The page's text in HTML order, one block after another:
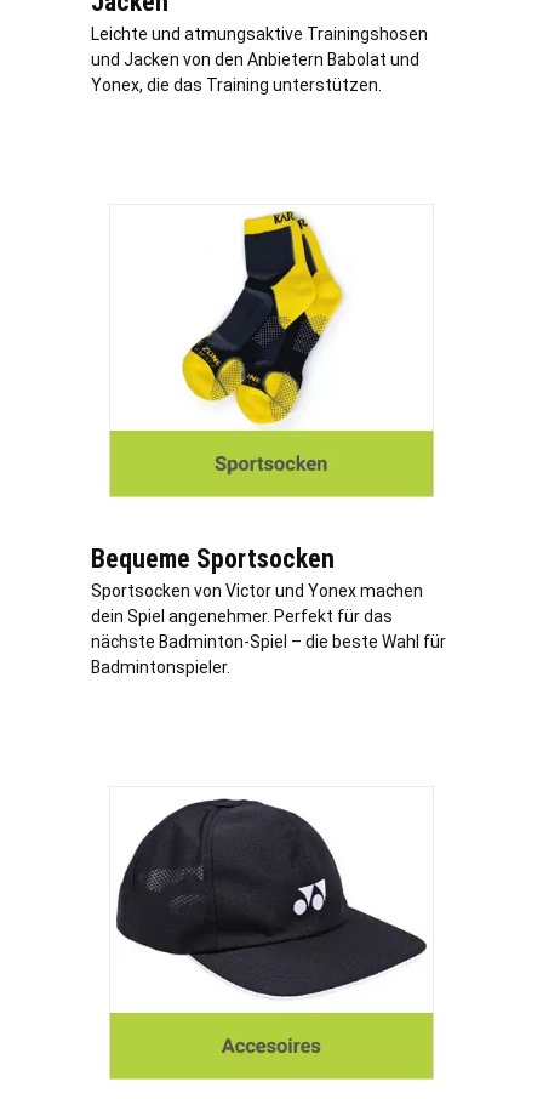
Leichte und atmungsaktive Trainingshosen
und Jacken von den Anbietern Babolat und
Yonex, die das Training unterstützen.
Bequeme Sportsocken
Sportsocken von Victor und Yonex machen
dein Spiel angenehmer. Perfekt für das
nächste Badminton-Spiel – die beste Wahl für
Badmintonspieler.